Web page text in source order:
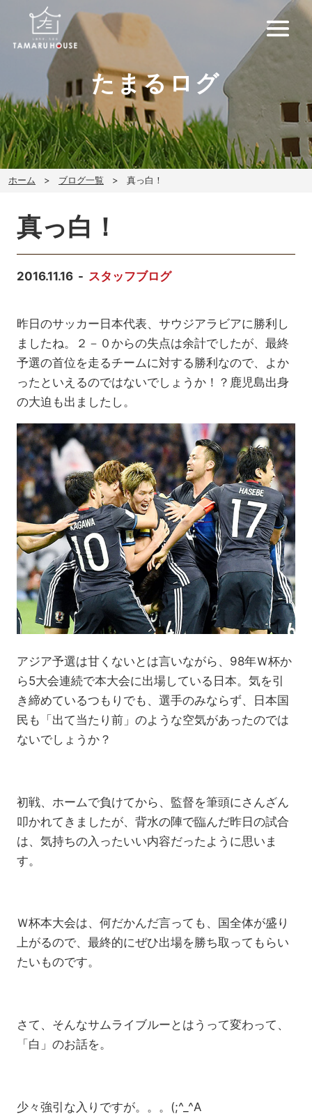
たまるログ
ホーム ブログ一覧 真っ白！
真っ白！
2016.11.16 スタッフブログ
昨日のサッカー日本代表、サウジアラビアに勝利し
ましたね。２－０からの失点は余計でしたが、最終
予選の首位を走るチームに対する勝利なので、よか
ったといえるのではないでしょうか！？鹿児島出身
の大迫も出ましたし。
アジア予選は甘くないとは言いながら、98年Ｗ杯か
ら5大会連続で本大会に出場している日本。気を引
き締めているつもりでも、選手のみならず、日本国
民も「出て当たり前」のような空気があったのでは
ないでしょうか？
初戦、ホームで負けてから、監督を筆頭にさんざん
叩かれてきましたが、背水の陣で臨んだ昨日の試合
は、気持ちの入ったいい内容だったように思いま
す。
Ｗ杯本大会は、何だかんだ言っても、国全体が盛り
上がるので、最終的にぜひ出場を勝ち取ってもらい
たいものです。
さて、そんなサムライブルーとはうって変わって、
「白」のお話を。
少々強引な入りですが。。。(;^_^A